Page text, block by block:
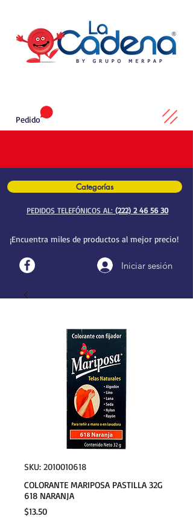
Categorías
PEDIDOS TELEFÓNICOS AL: (222) 2 46 56 30
¡Encuentra miles de productos al mejor precio!
Iniciar sesión
Pedido
SKU: 2010010618
COLORANTE MARIPOSA PASTILLA 32G
618 NARANJA
$13.50Precio